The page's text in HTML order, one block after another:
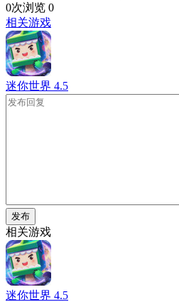
0次浏览 0
相关游戏
迷你世界 4.5
发布
相关游戏
迷你世界 4.5